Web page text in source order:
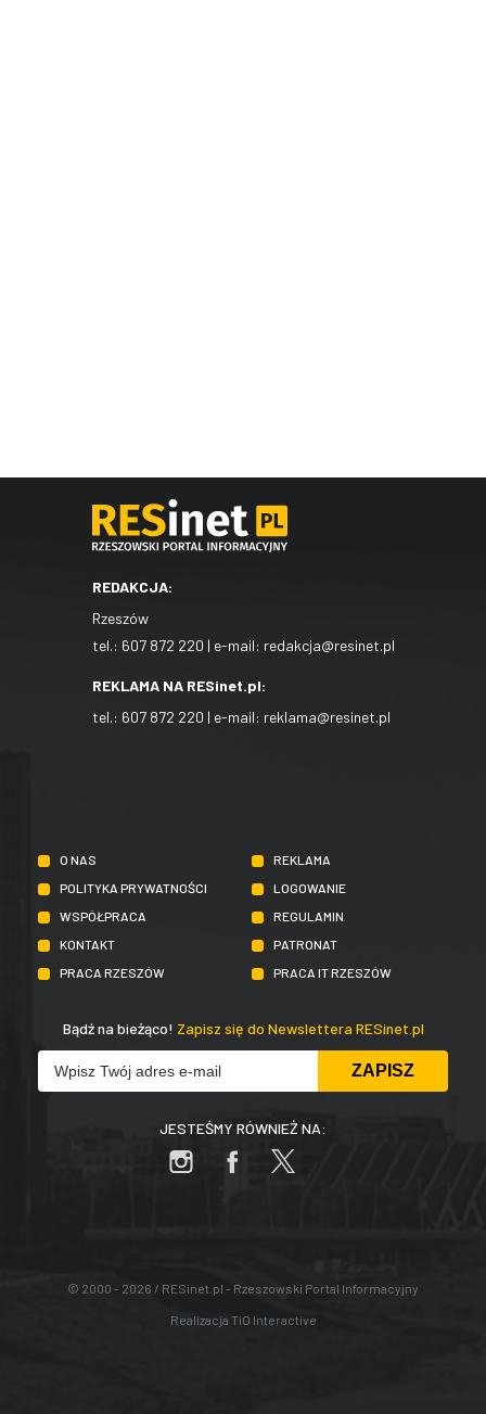
REDAKCJA:
Rzeszów
tel.: 607 872 220 | e-mail: redakcja@resinet.pl
REKLAMA NA RESinet.pl:
tel.: 607 872 220 | e-mail: reklama@resinet.pl
O NAS
REKLAMA
POLITYKA PRYWATNOŚCI
LOGOWANIE
WSPÓŁPRACA
REGULAMIN
KONTAKT
PATRONAT
PRACA RZESZÓW
PRACA IT RZESZÓW
Bądź na bieżąco! Zapisz się do Newslettera RESinet.pl
JESTEŚMY RÓWNIEŻ NA:
© 2000 - 2026 / RESinet.pl - Rzeszowski Portal Informacyjny
Realizacja TiO Interactive